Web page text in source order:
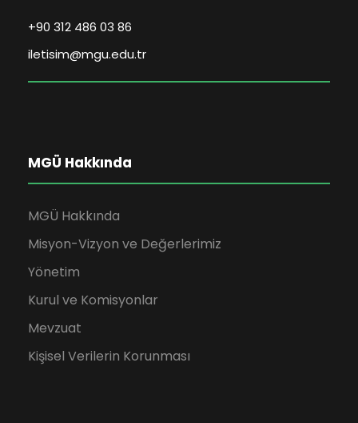
+90 312 486 03 86
iletisim@mgu.edu.tr
MGÜ Hakkında
MGÜ Hakkında
Misyon-Vizyon ve Değerlerimiz
Yönetim
Kurul ve Komisyonlar
Mevzuat
Kişisel Verilerin Korunması